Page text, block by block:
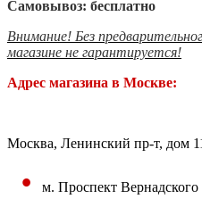
Самовывоз: бесплатно
Внимание! Без
магазине не гарантируется!
Адрес магазина в Москве:
Москва, Ленинский пр-т, дом
• м. Проспект Вернадского